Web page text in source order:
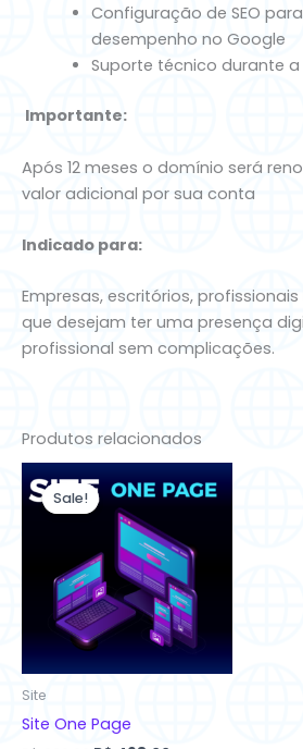
Configuração de SEO
desempenho no Google
Suporte técnico durante
️ Importante:
Após 12 meses o domínio será
valor adicional por sua conta
Indicado para:
Empresas, escritórios,
que desejam ter uma presença
profissional sem complicações.
Produtos relacionados
Sale!
Sale!
Site
Site One Page
preço
original
era:
R$ 900,00.
preço
R$ 498,00.